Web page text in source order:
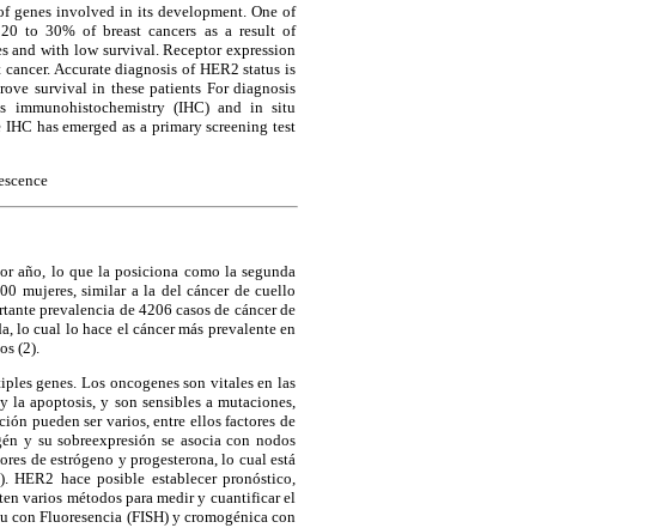
genes involved in its development. One of
to 30% of breast cancers as a result of
and with low survival. Receptor expression
Accurate diagnosis of HER2 status is
survival in these patients For diagnosis
immunohistochemistry (IHC) and in situ
has emerged as a primary screening test
año, lo que la posiciona como la segunda
mujeres, similar a la del cáncer de cuello
prevalencia de 4206 casos de cáncer de
lo cual lo hace el cáncer más prevalente en
(2).
genes. Los oncogenes son vitales en las
apoptosis, y son sensibles a mutaciones,
pueden ser varios, entre ellos factores de
y su sobreexpresión se asocia con nodos
de estrógeno y progesterona, lo cual está
hace posible establecer pronóstico,
varios métodos para medir y cuantificar el
Fluoresencia (FISH) y cromogénica con